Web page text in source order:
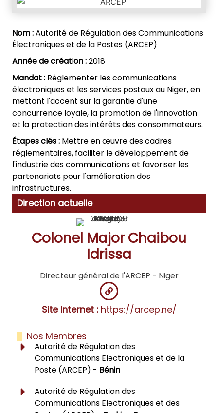
Nom :Autorité de Régulation des Communications
Électroniques et de la Postes (ARCEP)
Année de création :2018
Mandat : Réglementer les communications
électroniques et les services postaux au Niger, en
mettant l'accent sur la garantie d'une
concurrence loyale, la promotion de l'innovation
et la protection des intérêts des consommateurs.
Étapes clés : Mettre en œuvre des cadres
réglementaires, faciliter le développement de
l'industrie des communications et favoriser les
partenariats pour l'amélioration des
infrastructures.
Direction actuelle
Colonel Major Chaibou
Idrissa
Directeur général de l'ARCEP - Niger
Site Internet :https://arcep.ne/
Nos Membres
Autorité de Régulation des
Communications Electroniques et de la
Poste (ARCEP) - Bénin
Autorité de Régulation des
Communications Electroniques et des